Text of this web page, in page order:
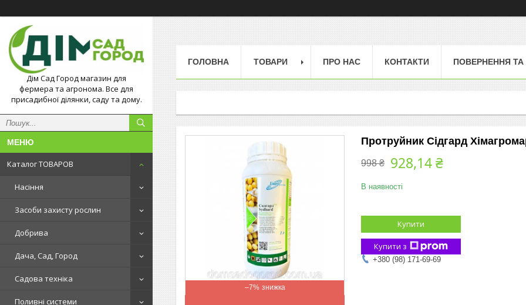
Дім Сад Город магазин для
фермера та агронома. Все для
присадибної ділянки, саду та дому.
Каталог ТОВАРОВ
Насіння
Засоби захисту рослин
Добрива
Дача, Сад, Город
Садова техніка
Поливні системи
ГОЛОВНА ТОВАРИ ПРО НАС КОНТАКТИ ПОВЕРНЕННЯ ТА
–7%
Протруйник Сідгард
998 ₴ 928,14 ₴
В наявності
Купити
Купити з
+380 (98) 171-69-69